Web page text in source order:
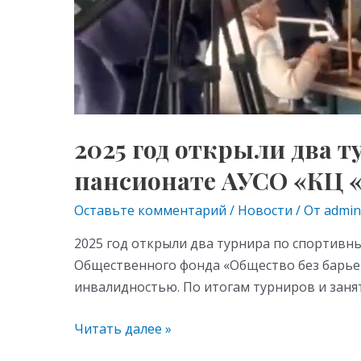
2025 год открыли два
пансионате АУСО «КЦ
Оставьте комментарий / Новости / От admin
2025 год открыли два турнира по
Общественного фонда «Общество без
инвалидностью. По итогам турниров и
пансионате
АУСО
«КЦ
«Нарата».
Читать далее »